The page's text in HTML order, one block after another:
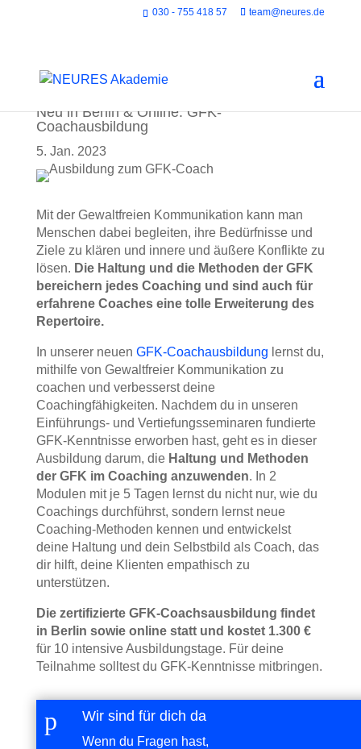
030 - 755 418 57 team@neures.de
Neu in Berlin & Online: GFK-
Coachausbildung
5. Jan. 2023
Mit der Gewaltfreien Kommunikation kann man
Menschen dabei begleiten, ihre Bedürfnisse und
Ziele zu klären und innere und äußere Konflikte zu
lösen. Die Haltung und die Methoden der GFK
bereichern jedes Coaching und sind auch für
erfahrene Coaches eine tolle Erweiterung des
Repertoire.
In unserer neuen GFK-Coachausbildung lernst du,
mithilfe von Gewaltfreier Kommunikation zu
coachen und verbesserst deine
Coachingfähigkeiten. Nachdem du in unseren
Einführungs- und Vertiefungsseminaren fundierte
GFK-Kenntnisse erworben hast, geht es in dieser
Ausbildung darum, die Haltung und Methoden
der GFK im Coaching anzuwenden. In 2
Modulen mit je 5 Tagen lernst du nicht nur, wie du
Coachings durchführst, sondern lernst neue
Coaching-Methoden kennen und entwickelst
deine Haltung und dein Selbstbild als Coach, das
dir hilft, deine Klienten empathisch zu
unterstützen.
Die zertifizierte GFK-Coachsausbildung findet
in Berlin sowie online statt und kostet 1.300 €
für 10 intensive Ausbildungstage. Für deine
Teilnahme solltest du GFK-Kenntnisse mitbringen.
p Wir sind für dich da
Wenn du Fragen hast,